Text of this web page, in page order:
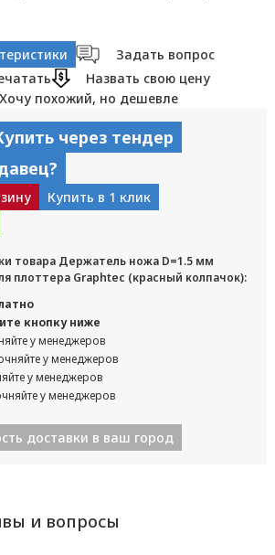
Задать вопрос
Назвать свою цену
Хочу похожий, но дешевле
через тендер
Купить в 1 клик
товара Держатель ножа D=1.5 мм
плоттера Graphtec (красный колпачок):
кнопку ниже
у менеджеров
у менеджеров
у менеджеров
у менеджеров
доставки в ваш город
и вопросы